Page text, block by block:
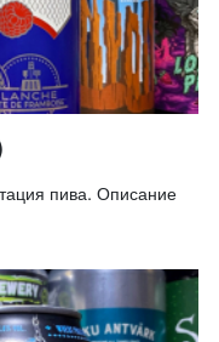
пива. Описание